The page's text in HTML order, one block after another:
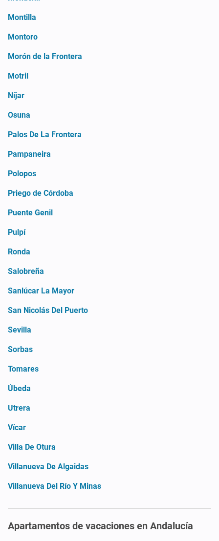
Montilla
Montoro
Morón de la Frontera
Motril
Níjar
Osuna
Palos De La Frontera
Pampaneira
Polopos
Priego de Córdoba
Puente Genil
Pulpí
Ronda
Salobreña
Sanlúcar La Mayor
San Nicolás Del Puerto
Sevilla
Sorbas
Tomares
Úbeda
Utrera
Vícar
Villa De Otura
Villanueva De Algaidas
Villanueva Del Río Y Minas
Apartamentos de vacaciones en Andalucía